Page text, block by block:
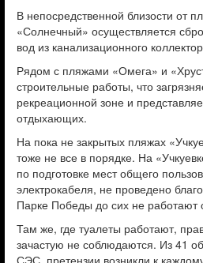
В непосредственной близости от
«Солнечный» осуществляется
вод из канализационного
Рядом с пляжами «Омега» и
строительные работы, что
рекреационной зоне и
отдыхающих.
На пока не закрытых пляжах
тоже не все в порядке. На
по подготовке мест общего
электрокабеля, не проведено
Парке Победы до сих не работают
Там же, где туалеты работают,
зачастую не соблюдаются. Из 41
СЭС, претензии возникли к